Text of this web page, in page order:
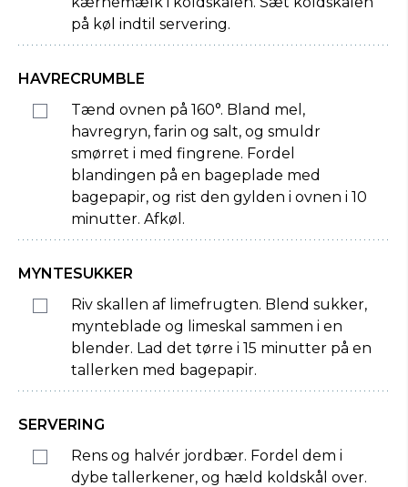
på køl indtil servering.
HAVRECRUMBLE
Tænd ovnen på 160°. Bland mel,
havregryn, farin og salt, og smuldr
smørret i med fingrene. Fordel
blandingen på en bageplade med
bagepapir, og rist den gylden i ovnen i 10
minutter. Afkøl.
MYNTESUKKER
Riv skallen af limefrugten. Blend sukker,
mynteblade og limeskal sammen i en
blender. Lad det tørre i 15 minutter på en
tallerken med bagepapir.
SERVERING
Rens og halvér jordbær. Fordel dem i
dybe tallerkener, og hæld koldskål over.